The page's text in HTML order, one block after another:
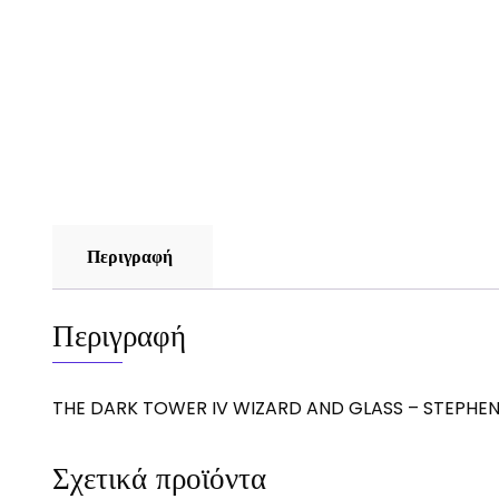
Περιγραφή
Περιγραφή
THE DARK TOWER IV WIZARD AND GLASS –
Σχετικά προϊόντα